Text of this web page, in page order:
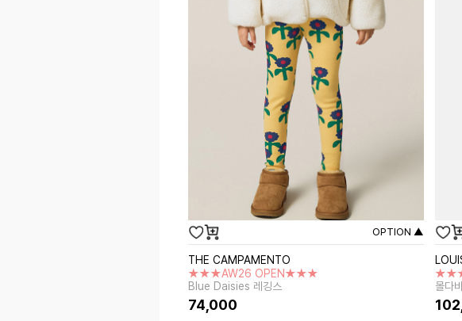
OPTION ▲
THE CAMPAMENTO
★★★AW26 OPEN★★★
Blue Daisies 레깅스
74,000
몰다